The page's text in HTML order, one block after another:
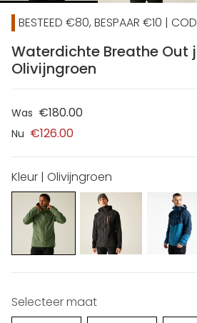
BESTEED €80, BESPAAR €10 |
Waterdichte Breathe Out
Olivijngroen
Was €180.00
Nu €126.00
Kleur | Olivijngroen
Selecteer maat